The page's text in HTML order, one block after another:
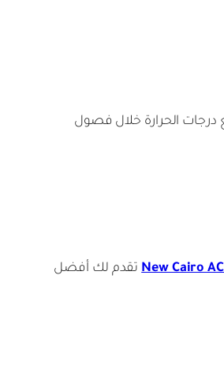
درجات الحرارة خلال فصول
New Cairo تقدم لك أفضل